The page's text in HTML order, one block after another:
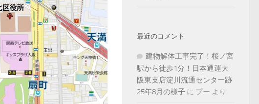
最近のコメント
建物解体工事完了！桜ノ宮
駅から徒歩1分！日本通運大
阪東支店淀川流通センター跡
25年8月の様子 に プー より